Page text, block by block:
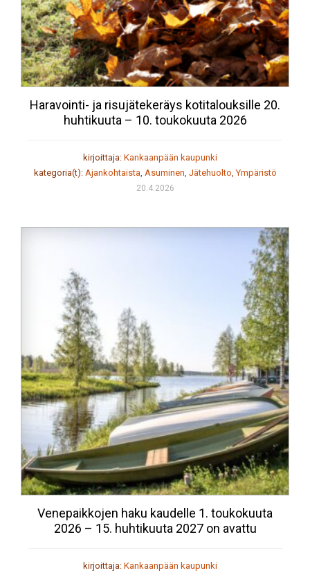
Haravointi- ja risujätekeräys kotitalouksille 20.
huhtikuuta – 10. toukokuuta 2026
kirjoittaja: Kankaanpään kaupunki
kategoria(t): Ajankohtaista, Asuminen, Jätehuolto,Ympäristö
20.4.2026
Venepaikkojen haku kaudelle 1. toukokuuta
2026 – 15. huhtikuuta 2027 on avattu
kirjoittaja: Kankaanpään kaupunki